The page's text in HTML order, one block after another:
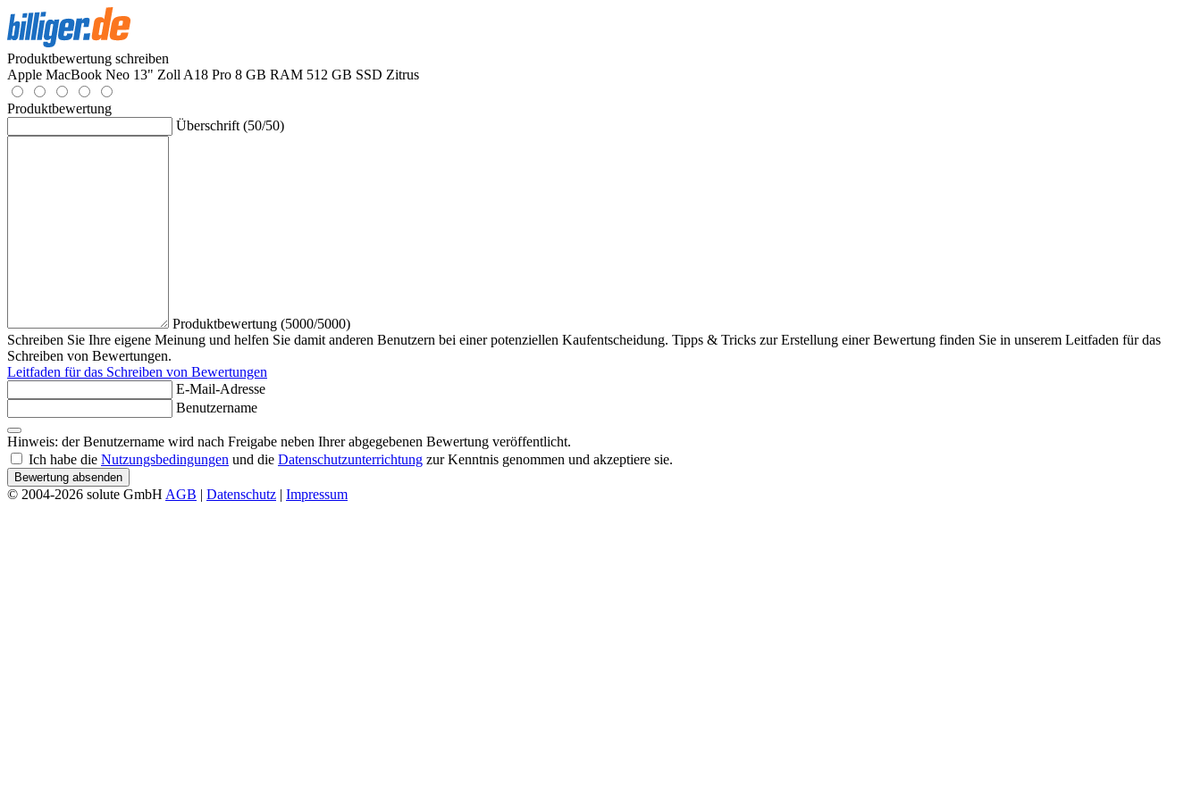
Produktbewertung schreiben
Apple MacBook Neo 13" Zoll A18 Pro 8 GB RAM 512 GB SSD Zitrus
Produktbewertung
Überschrift (50/50)
Produktbewertung (5000/5000)
Schreiben Sie Ihre eigene Meinung und helfen Sie damit anderen Benutzern bei einer potenziellen Kaufentscheidung. Tipps & Tricks zur Erstellung einer Bewertung finden Sie in unserem Leitfaden für das
Schreiben von Bewertungen.
Leitfaden für das Schreiben von Bewertungen
E-Mail-Adresse
Benutzername
Hinweis: der Benutzername wird nach Freigabe neben Ihrer abgegebenen Bewertung veröffentlicht.
Ich habe die Nutzungsbedingungen und die Datenschutzunterrichtung zur Kenntnis genommen und akzeptiere sie.
Bewertung absenden
© 2004-2026 solute GmbH AGB | Datenschutz | Impressum